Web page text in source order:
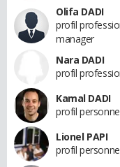
Olifa DADI
profil
manager
Nara DADI
profil
Kamal DADI
profil
Lionel PAPI
profil